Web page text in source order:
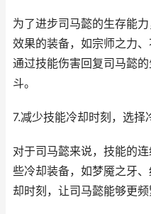
为了进步司马懿的生存能
效果的装备，如宗师之力
通过技能伤害回复司马懿
斗。
7.减少技能冷却时刻，选择
对于司马懿来说，技能的
些冷却装备，如梦魇之牙
却时刻，让司马懿能够更频